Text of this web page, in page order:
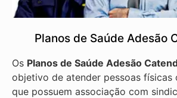
Planos de Saúde Adesão
Os Planos de Saúde Adesão
objetivo de atender pessoas físicas
que possuem associação com